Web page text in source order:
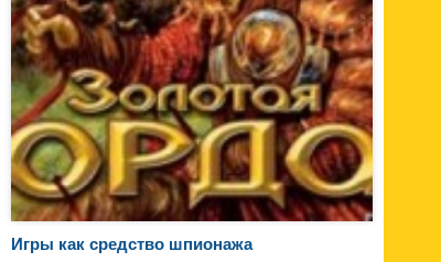
Игры как средство шпионажа